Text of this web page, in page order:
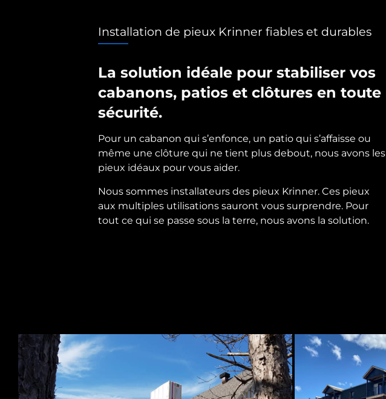
Installation de pieux Krinner fiables et durables
La solution idéale pour stabiliser vos
cabanons, patios et clôtures en toute
sécurité.
Pour un cabanon qui s’enfonce, un patio qui s’affaisse ou
même une clôture qui ne tient plus debout, nous avons les
pieux idéaux pour vous aider.
Nous sommes installateurs des pieux Krinner. Ces pieux
aux multiples utilisations sauront vous surprendre. Pour
tout ce qui se passe sous la terre, nous avons la solution.